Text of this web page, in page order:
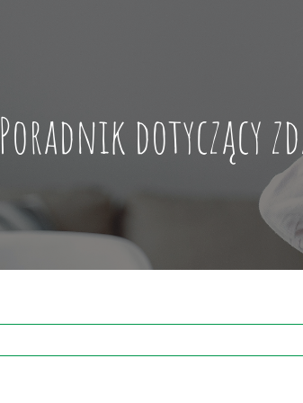
Poradnik dotyczący